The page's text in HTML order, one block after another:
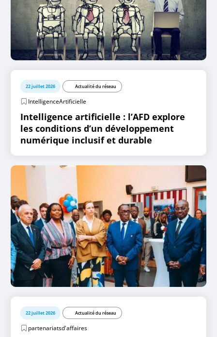
22 juillet 2026 Actualité du réseau
IntelligenceArtificielle
Intelligence artificielle : l’AFD explore
les conditions d’un développement
numérique inclusif et durable
22 juillet 2026 Actualité du réseau
partenariatsd'affaires